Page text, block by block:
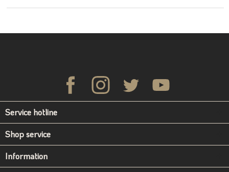
Service hotline
Shop service
Information